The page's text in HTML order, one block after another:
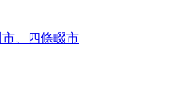
、四條畷市